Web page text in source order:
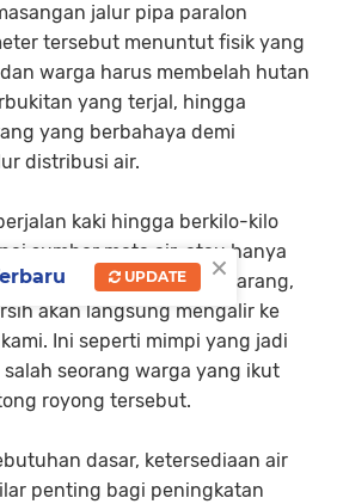
jalur pipa paralon
tersebut menuntut fisik yang
warga harus membelah hutan
yang terjal, hingga
yang berbahaya demi
distribusi air.
kaki hingga berkilo-kilo
sumber mata air, atau hanya
yang ditampung. Sekarang,
akan langsung mengalir ke
Ini seperti mimpi yang jadi
seorang warga yang ikut
royong tersebut.
dasar, ketersediaan air
penting bagi peningkatan
×
UPDATE